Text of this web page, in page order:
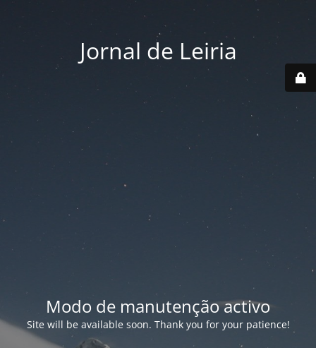
Jornal de Leiria
Modo de manutenção activo
Site will be available soon. Thank you for your patience!